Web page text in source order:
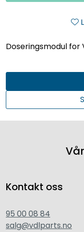
Doseringsmodul for
Kontakt oss
95 00 08 84
salg@vdlparts.no